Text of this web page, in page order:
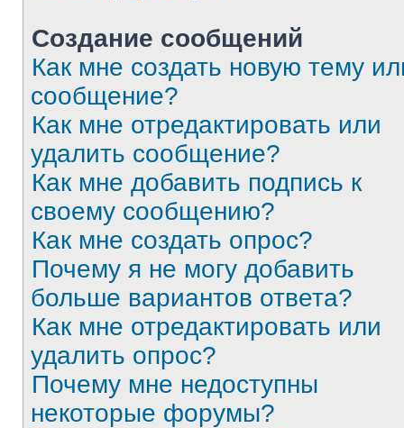
Создание сообщений
Как мне создать новую тему
сообщение?
Как мне отредактировать или
удалить сообщение?
Как мне добавить подпись к
своему сообщению?
Как мне создать опрос?
Почему я не могу добавить
больше вариантов ответа?
Как мне отредактировать или
удалить опрос?
Почему мне недоступны
некоторые форумы?